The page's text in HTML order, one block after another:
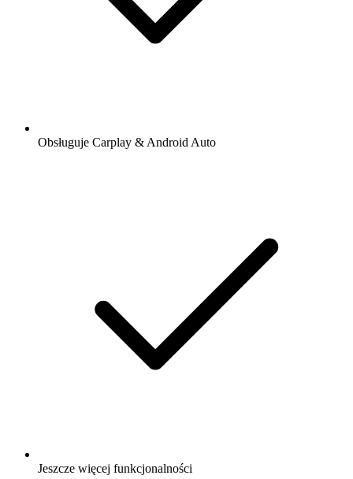
Obsługuje Carplay & Android Auto
Jeszcze więcej funkcjonalności